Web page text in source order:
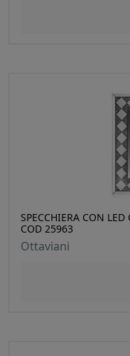
SPECCHIERA CON
COD 25963
Ottaviani